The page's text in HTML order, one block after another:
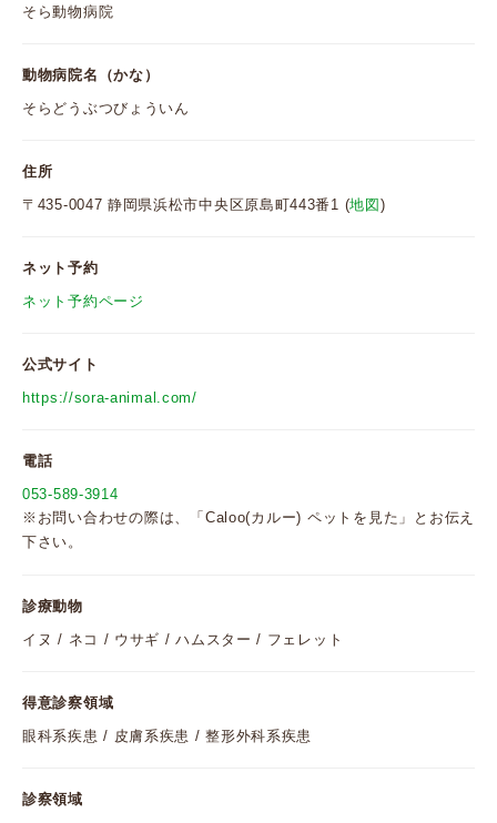
そら動物病院
動物病院名（かな）
そらどうぶつびょういん
住所
〒435-0047 静岡県浜松市中央区原島町443番1 (地図)
ネット予約
ネット予約ページ
公式サイト
https://sora-animal.com/
電話
053-589-3914
※お問い合わせの際は、「Caloo(カルー) ペットを見た」とお伝え
下さい。
診療動物
イヌ / ネコ / ウサギ / ハムスター / フェレット
得意診察領域
眼科系疾患 / 皮膚系疾患 / 整形外科系疾患
診察領域